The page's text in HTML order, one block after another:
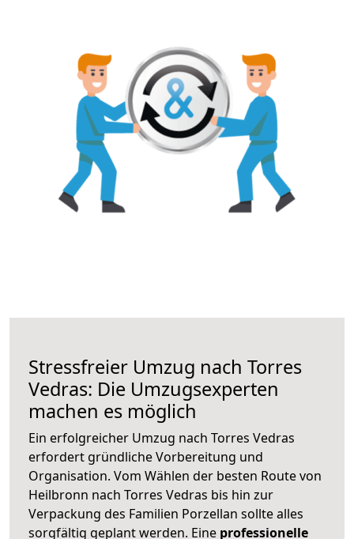
Stressfreier Umzug nach Torres
Vedras: Die Umzugsexperten
machen es möglich
Ein erfolgreicher Umzug nach Torres Vedras
erfordert gründliche Vorbereitung und
Organisation. Vom Wählen der besten Route von
Heilbronn nach Torres Vedras bis hin zur
Verpackung des Familien Porzellan sollte alles
sorgfältig geplant werden. Eine professionelle